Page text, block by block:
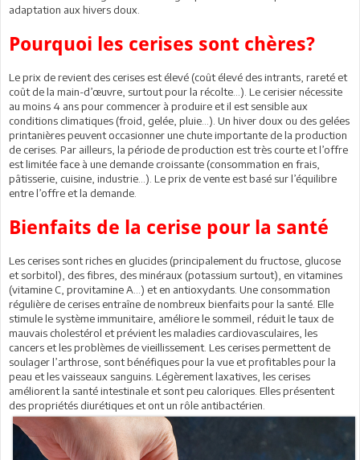
adaptation aux hivers doux.
Pourquoi les cerises sont chères?
Le prix de revient des cerises est élevé (coût élevé des intrants, rareté et
coût de la main-d’œuvre, surtout pour la récolte…). Le cerisier nécessite
au moins 4 ans pour commencer à produire et il est sensible aux
conditions climatiques (froid, gelée, pluie…). Un hiver doux ou des gelées
printanières peuvent occasionner une chute importante de la production
de cerises. Par ailleurs, la période de production est très courte et l’offre
est limitée face à une demande croissante (consommation en frais,
pâtisserie, cuisine, industrie…). Le prix de vente est basé sur l’équilibre
entre l’offre et la demande.
Bienfaits de la cerise pour la santé
Les cerises sont riches en glucides (principalement du fructose, glucose
et sorbitol), des fibres, des minéraux (potassium surtout), en vitamines
(vitamine C, provitamine A…) et en antioxydants. Une consommation
régulière de cerises entraîne de nombreux bienfaits pour la santé. Elle
stimule le système immunitaire, améliore le sommeil, réduit le taux de
mauvais cholestérol et prévient les maladies cardiovasculaires, les
cancers et les problèmes de vieillissement. Les cerises permettent de
soulager l’arthrose, sont bénéfiques pour la vue et profitables pour la
peau et les vaisseaux sanguins. Légèrement laxatives, les cerises
améliorent la santé intestinale et sont peu caloriques. Elles présentent
des propriétés diurétiques et ont un rôle antibactérien.